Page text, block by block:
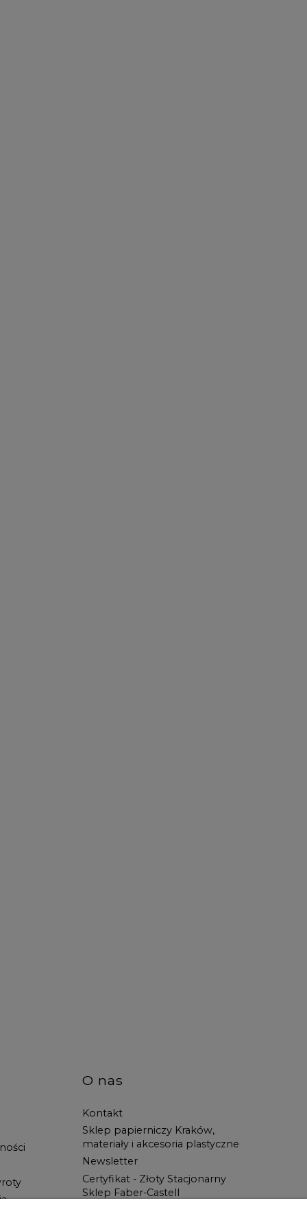
O nas
Kontakt
Sklep papierniczy Kraków,
materiały i akcesoria plastyczne
Newsletter
Certyfikat - Złoty Stacjonarny
Sklep Faber-Castell